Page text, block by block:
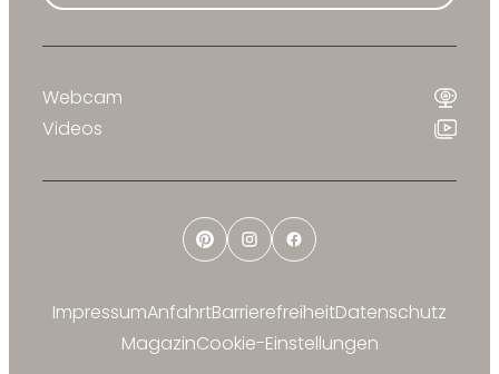
PinterestInstagramFacebook
Webcam
Videos
ImpressumAnfahrtBarrierefreiheitDatenschutz
MagazinCookie-Einstellungen